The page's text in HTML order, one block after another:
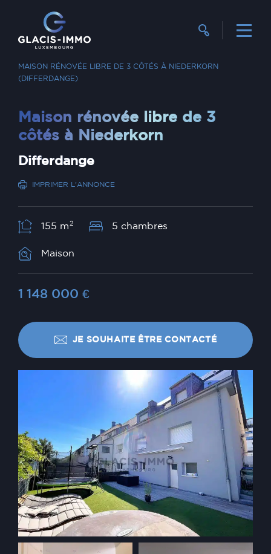
MAISON RÉNOVÉE LIBRE DE 3 CÔTÉS À NIEDERKORN
(DIFFERDANGE)
Maison rénovée libre de 3
côtés à Niederkorn
Differdange
IMPRIMER L'ANNONCE
155 m 2 5 chambres
Maison
1 148 000 €
JE SOUHAITE ÊTRE CONTACTÉ